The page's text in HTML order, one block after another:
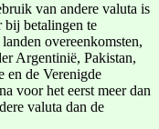
van andere valuta is
bij betalingen te
overeenkomsten,
Argentinië, Pakistan,
de Verenigde
voor het eerst meer dan
valuta dan de